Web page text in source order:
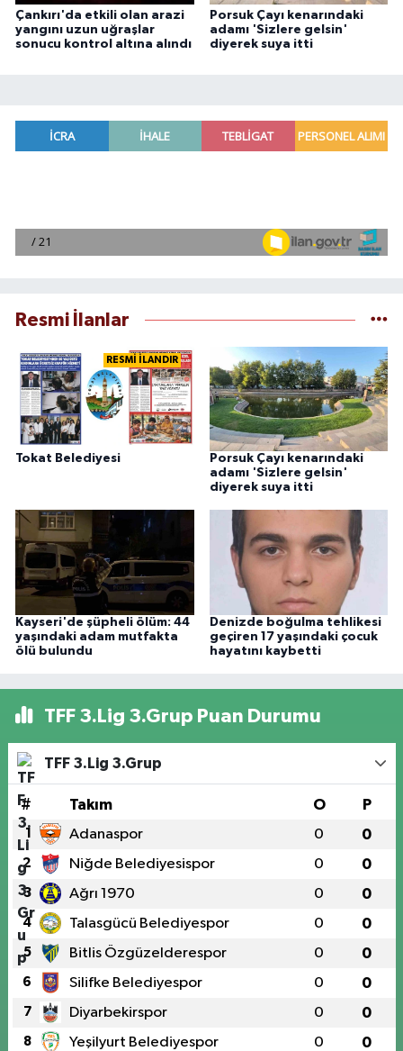
Çankırı'da etkili olan arazi
yangını uzun uğraşlar
sonucu kontrol altına alındı
Porsuk Çayı kenarındaki
adamı 'Sizlere gelsin'
diyerek suya itti
Resmi İlanlar
RESMİ İLANDIR
Tokat Belediyesi
Porsuk Çayı kenarındaki
adamı 'Sizlere gelsin'
diyerek suya itti
Kayseri'de şüpheli ölüm: 44
yaşındaki adam mutfakta
ölü bulundu
Denizde boğulma tehlikesi
geçiren 17 yaşındaki çocuk
hayatını kaybetti
TFF 3.Lig 3.Grup Puan Durumu
TFF 3.Lig 3.Grup
# Takım O P
1 Adanaspor 0 0
2 Niğde Belediyesispor 0 0
3 Ağrı 1970 0 0
4 Talasgücü Belediyespor 0 0
5 Bitlis Özgüzelderespor 0 0
6 Silifke Belediyespor 0 0
7 Diyarbekirspor 0 0
8 Yeşilyurt Belediyespor 0 0